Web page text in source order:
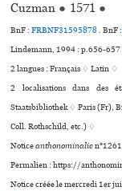
Cuzman ● 1571 ●
BnF :FRBNF31595878. BnF
Lindemann, 1994 : p.656-657
2 langues :Français ♢Latin ♢
2 localisations dans des
Staatsbibliothek ♢ Paris (Fr),
Coll. Rothschild, etc.) ♢
Noticeanthonominalie
Permalien : https://
Notice créée le mercredi 1er